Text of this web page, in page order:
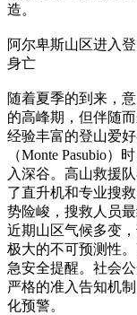
造。
阿尔卑斯山区进入
身亡
随着夏季的到来，
的高峰期，但伴随
经验丰富的登山爱
（Monte Pasubio
入深谷。高山救援
了直升机和专业搜
势险峻，搜救人员
近期山区气候多变
极大的不可预测性
急安全提醒。社会
严格的准入告知机
化预警。